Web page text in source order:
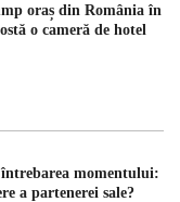
oraș din România în
o cameră de hotel
momentului:
a partenerei sale?